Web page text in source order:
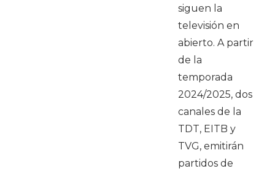
siguen la
televisión en
abierto. A partir
de la
temporada
2024/2025, dos
canales de la
TDT, EITB y
TVG, emitirán
partidos de